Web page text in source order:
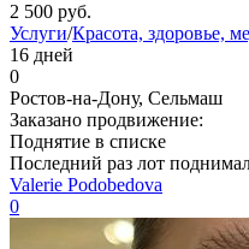
2 500 руб.
Услуги/Красота, здоровье,
16 дней
0
Ростов-на-Дону, Сельмаш
Заказано продвижение:
Поднятие в списке
Последний раз лот
Valerie Podobedova
0